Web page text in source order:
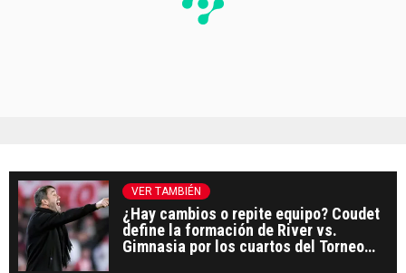
VER TAMBIÉN
¿Hay cambios o repite equipo? Coudet
define la formación de River vs.
Gimnasia por los cuartos del Torneo